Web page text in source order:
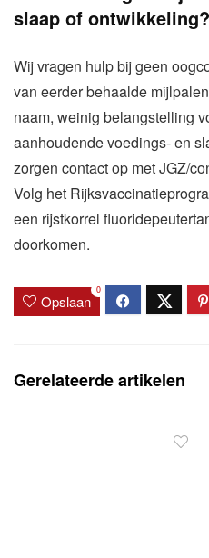
slaap of ontwikkeling?
Wij vragen hulp bij geen
van eerder behaalde
naam, weinig belangstelling
aanhoudende voedings- en
zorgen contact op met JGZ/
Volg het
een rijstkorrel
doorkomen.
Opslaan
0
Gerelateerde artikelen